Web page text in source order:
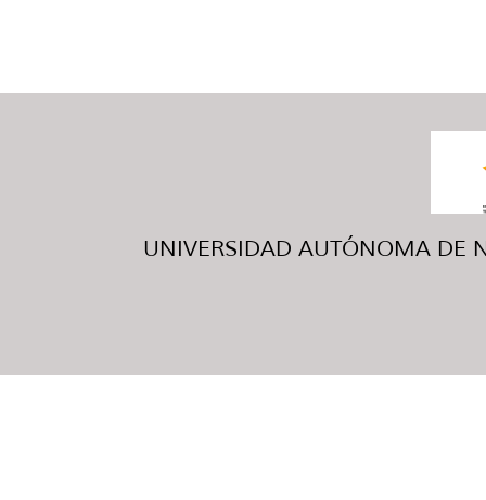
UNIVERSIDAD AUTÓNOMA DE